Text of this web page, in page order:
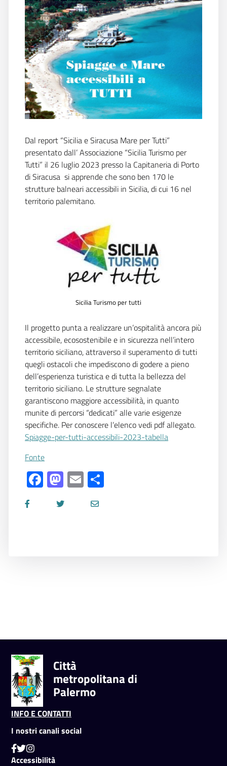
Dal report “Sicilia e Siracusa Mare per Tutti”
presentato dall’ Associazione “Sicilia Turismo per
Tutti” il 26 luglio 2023 presso la Capitaneria di Porto
di Siracusa si apprende che sono ben 170 le
strutture balneari accessibili in Sicilia, di cui 16 nel
territorio palemitano.
Sicilia Turismo per tutti
Il progetto punta a realizzare un’ospitalità ancora più
accessibile, ecosostenibile e in sicurezza nell’intero
territorio siciliano, attraverso il superamento di tutti
quegli ostacoli che impediscono di godere a pieno
dell’esperienza turistica e di tutta la bellezza del
territorio siciliano. Le strutture segnalate
garantiscono maggiore accessibilità, in quanto
munite di percorsi “dedicati” alle varie esigenze
specifiche. Per conoscere l’elenco vedi pdf allegato.
Spiagge-per-tutti-accessibili-2023-tabella
Fonte
Facebook
Mastodon
Email
Città
metropolitana di
Palermo
INFO E CONTATTI
I nostri canali social
Accessibilità